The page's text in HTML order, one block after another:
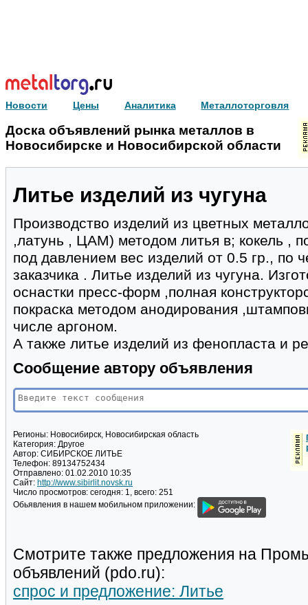
Новости Цены Аналитика Металлоторговля
Доска объявлений рынка металлов в
Новосибирске и Новосибирской области
Литье изделий из чугуна
Производство изделий из цветных
,латунь , ЦАМ) методом литья в; кокель ,
под давлением вес изделий от 0.5 гр., по
заказчика . Литье изделий из чугуна.
оснастки пресс-форм ,полная
покраска методом анодирования
числе аргоном.
А также литье изделий из фенопласта и
Сообщение автору объявления
Регионы: Новосибирск, Новосибирская область
Категория: Другое
Автор: СИБИРСКОЕ ЛИТЬЕ
Телефон: 89134752434
Отправлено: 01.02.2010 10:35
Сайт: http://www.sibirlit.novsk.ru
Число просмотров: сегодня: 1, всего: 251
Обьявления в нашем мобильном приложении:
Смотрите также предложения на
объявлений (pdo.ru):
спрос и предложение: Литье